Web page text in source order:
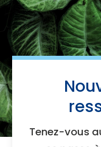
Tenez-vous